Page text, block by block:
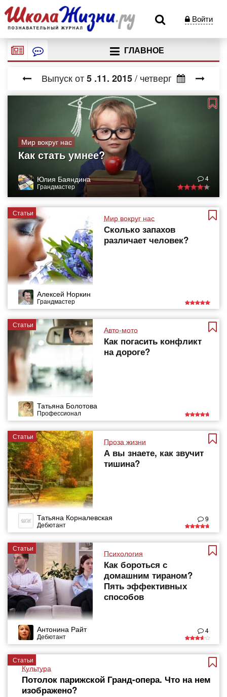
Войти
ГЛАВНОЕ
Выпуск от5 .11. 2015/ четверг
Мир вокруг нас
Как стать умнее?
Юлия Баяндина
Грандмастер
4
Статьи
Мир вокруг нас
Сколько запахов
различает человек?
Алексей Норкин
Грандмастер
Статьи
Авто-мото
Как погасить конфликт
на дороге?
Татьяна Болотова
Профессионал
Статьи
Проза жизни
А вы знаете, как звучит
тишина?
Татьяна Корналевская
Дебютант
9
Статьи
Психология
Как бороться с
домашним тираном?
Пять эффективных
способов
Антонина Райт
Дебютант
4
Статьи
Культура
Потолок парижской Гранд-опера. Что на нем
изображено?